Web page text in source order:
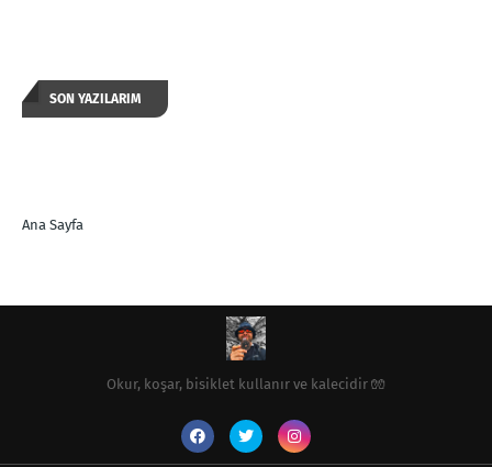
SON YAZILARIM
Ana Sayfa
Okur, koşar, bisiklet kullanır ve kalecidir 🧤